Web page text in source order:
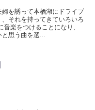
を誘って本栖湖にドライブ
それを持ってきていろいろ
楽をつけることになり、
思う曲を選...